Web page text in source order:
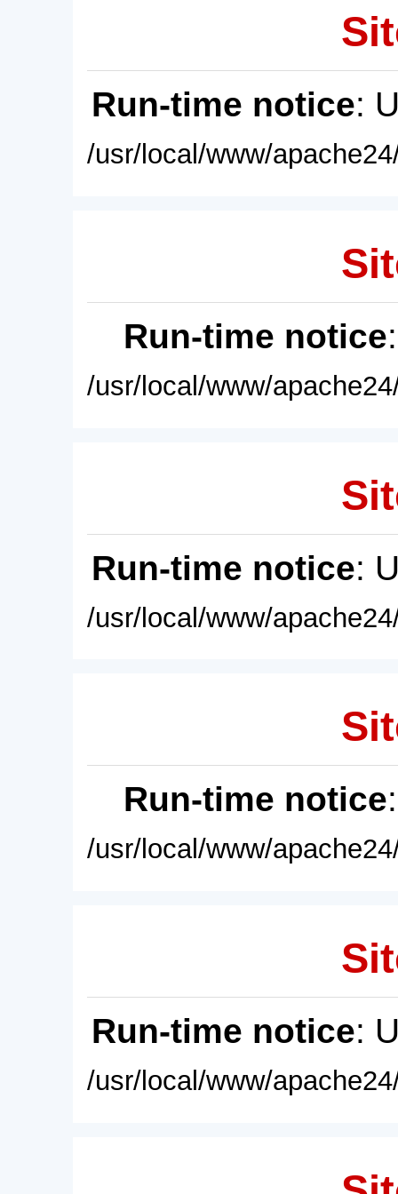
Run-time notice:
/usr/local/www/
Run-time notice
/usr/local/www/
Run-time notice:
/usr/local/www/
Run-time notice
/usr/local/www/
Run-time notice:
/usr/local/www/